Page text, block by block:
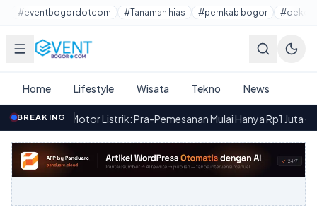
Lewati ke konten utama
#eventbogordotcom #Tanaman hias #pemkab bogor
Home Lifestyle Wisata Tekno News
BREAKING
Listrik: Pra-Pemesanan Mulai Hanya Rp1 Juta· 16.43Yadea